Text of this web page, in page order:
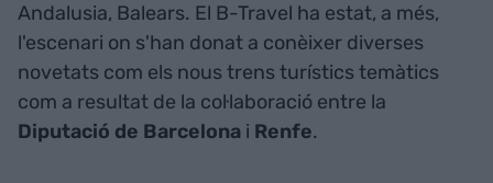
Andalusia, Balears. El B-Travel ha estat, a més,
l'escenari on s'han donat a conèixer diverses
novetats com els nous trens turístics temàtics
com a resultat de la col·laboració entre la
Diputació de Barcelona i Renfe.